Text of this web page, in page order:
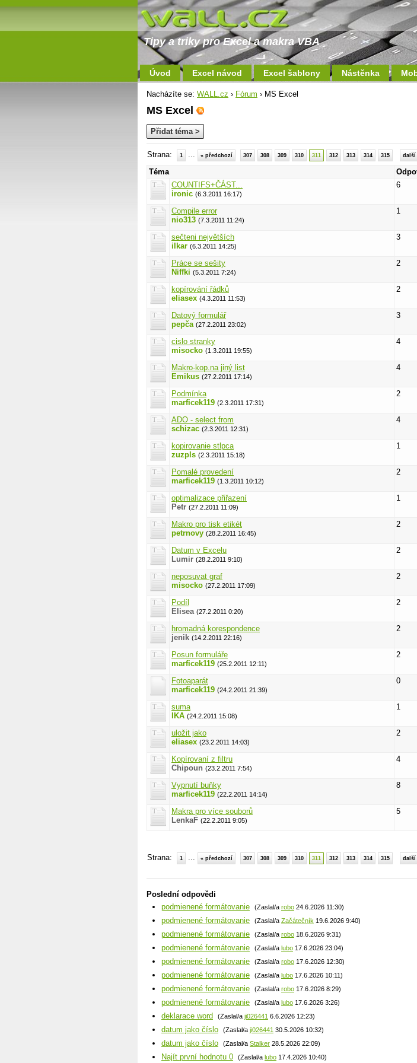
Tipy a triky pro Excel a makra VBA
Úvod Excel návod Excel šablony Nástěnka
Nacházíte se: WALL.cz › Fórum › MS Excel
MS Excel
Přidat téma >
Strana: 1 ... « předchozí 307 308 309 310 311 312 313 314 315 další
Téma
COUNTIFS+ČÁST...
ironic (6.3.2011 16:17)
6
Compile error
nio313 (7.3.2011 11:24)
1
sečteni největších
ilkar (6.3.2011 14:25)
3
Práce se sešity
Niffki (5.3.2011 7:24)
2
kopírování řádků
eliasex (4.3.2011 11:53)
2
Datový formulář
pepča (27.2.2011 23:02)
3
cislo stranky
misocko (1.3.2011 19:55)
4
Makro-kop.na jiný list
Emikus (27.2.2011 17:14)
4
Podmínka
marficek119 (2.3.2011 17:31)
2
ADO - select from
schizac (2.3.2011 12:31)
4
kopirovanie stlpca
zuzpls (2.3.2011 15:18)
1
Pomalé provedení
marficek119 (1.3.2011 10:12)
2
optimalizace přiřazení
Petr (27.2.2011 11:09)
1
Makro pro tisk etikét
petrnovy (28.2.2011 16:45)
2
Datum v Excelu
Lumir (28.2.2011 9:10)
2
neposuvat graf
misocko (27.2.2011 17:09)
2
Podíl
Elisea (27.2.2011 0:20)
2
hromadná korespondence
jenik (14.2.2011 22:16)
2
Posun formuláře
marficek119 (25.2.2011 12:11)
2
Fotoaparát
marficek119 (24.2.2011 21:39)
0
suma
IKA (24.2.2011 15:08)
1
uložit jako
eliasex (23.2.2011 14:03)
2
Kopírovaní z filtru
Chipoun (23.2.2011 7:54)
4
Vypnutí buňky
marficek119 (22.2.2011 14:14)
8
Makra pro více souborů
LenkaF (22.2.2011 9:05)
5
Strana: 1 ... « předchozí 307 308 309 310 311 312 313 314 315 další
Poslední odpovědi
podmienené formátovanie
(Zaslal/a robo 24.6.2026 11:30)
podmienené formátovanie (Zaslal/a Začátečník 19.6.2026 9:40)
podmienené formátovanie (Zaslal/a robo 18.6.2026 9:31)
podmienené formátovanie (Zaslal/a lubo 17.6.2026 23:04)
podmienené formátovanie (Zaslal/a robo 17.6.2026 12:30)
podmienené formátovanie (Zaslal/a lubo 17.6.2026 10:11)
podmienené formátovanie (Zaslal/a robo 17.6.2026 8:29)
podmienené formátovanie (Zaslal/a lubo 17.6.2026 3:26)
deklarace word (Zaslal/a ji026441 6.6.2026 12:23)
datum jako číslo (Zaslal/a ji026441 30.5.2026 10:32)
datum jako číslo (Zaslal/a Stalker 28.5.2026 22:09)
Najít první hodnotu 0 (Zaslal/a lubo 17.4.2026 10:40)